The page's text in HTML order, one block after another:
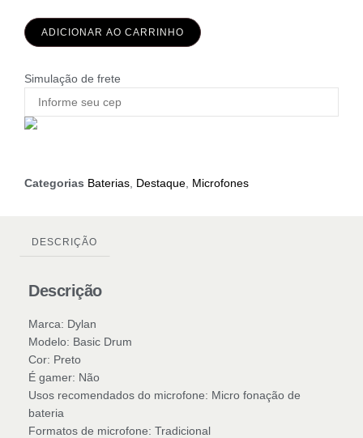
ADICIONAR AO CARRINHO
Simulação de frete
Categorias Baterias Destaque Microfones
DESCRIÇÃO
Descrição
Marca: Dylan
Modelo: Basic Drum
Cor: Preto
É gamer: Não
Usos recomendados do microfone: Micro fonação de
bateria
Formatos de microfone: Tradicional